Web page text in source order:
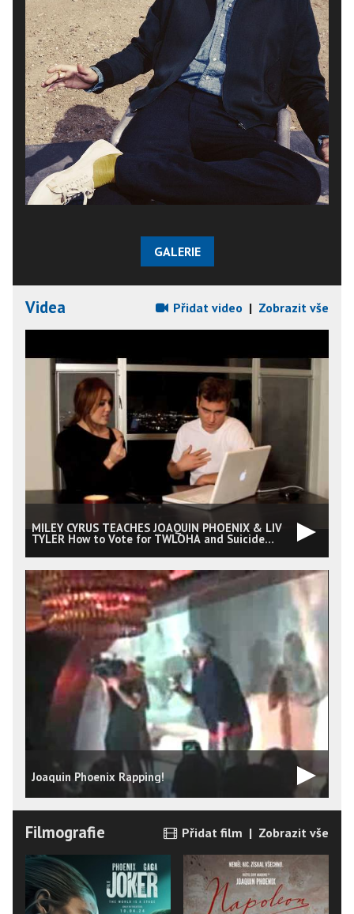
GALERIE
Videa Přidat video | Zobrazit vše
MILEY CYRUS TEACHES JOAQUIN PHOENIX & LIV
TYLER How to Vote for TWLOHA and Suicide
Joaquin Phoenix Rapping!
Filmografie Přidat film | Zobrazit vše